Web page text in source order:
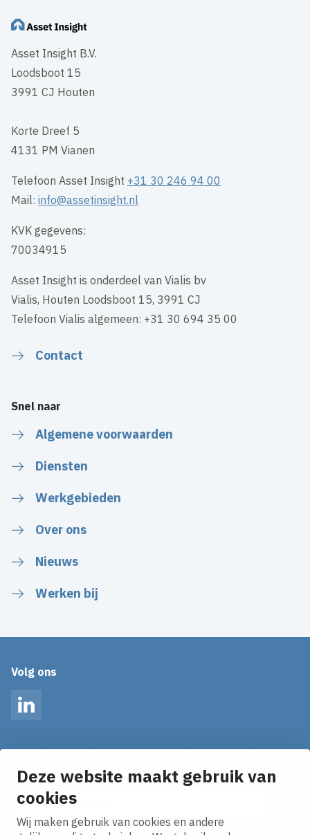
Deze website maakt gebruik van
cookies
Wij maken gebruik van cookies en andere
Asset Insight B.V.
Loodsboot 15
3991 CJ Houten
Korte Dreef 5
4131 PM Vianen
Telefoon Asset Insight +31 30 246 94 00
Mail:info@assetinsight.nl
KVK gegevens:
70034915
Asset Insight is onderdeel van Vialis bv
Vialis, Houten Loodsboot 15, 3991 CJ
Telefoon Vialis algemeen: +31 30 694 35 00
Contact
Snel naar
Algemene voorwaarden
Diensten
Werkgebieden
Over ons
Nieuws
Werken bij
Volg ons
LinkedIn
Ontvang onze nieuws alerts in je mailbox!
E-mailadres
Ik ga akkoord met hetprivacy statement.